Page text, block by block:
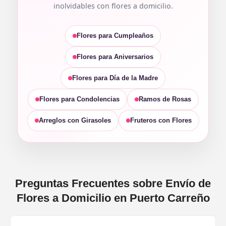
inolvidables con flores a domicilio.
Flores para Cumpleaños
Flores para Aniversarios
Flores para Día de la Madre
Flores para Condolencias Ramos de Rosas
Arreglos con Girasoles Fruteros con Flores
Preguntas Frecuentes sobre Envío de
Flores a Domicilio en Puerto Carreño